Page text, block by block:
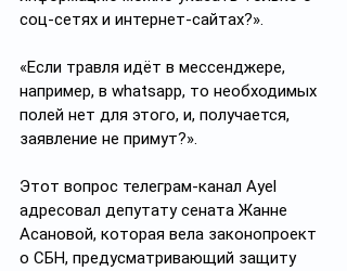
соц-сетях и интернет-сайтах?».
«Если травля идёт в мессенджере,
например, в whatsapp, то необходимых
полей нет для этого, и, получается,
заявление не примут?».
Этот вопрос телеграм-канал Аyel
адресовал депутату сената Жанне
Асановой, которая вела законопроект
о СБН, предусматривающий защиту